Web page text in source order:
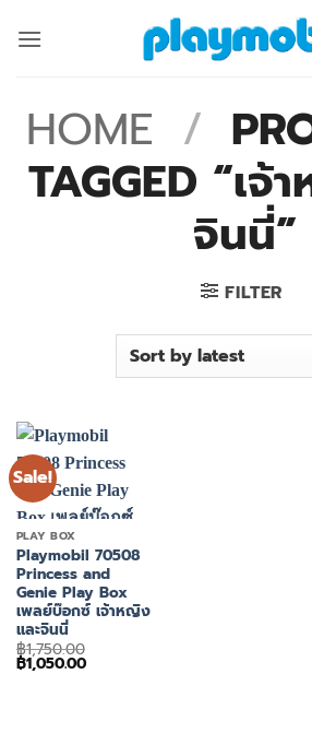
HOME /
TAGGED “เจ้
จินนี่”
FILTER
Sale!
PLAY BOX
Playmobil 70508
Princess and
Genie Play Box
เพลย์บ๊อกซ์ เจ้าหญิง
และจินนี่
฿1,750.00
Original
price
฿1,050.00Current